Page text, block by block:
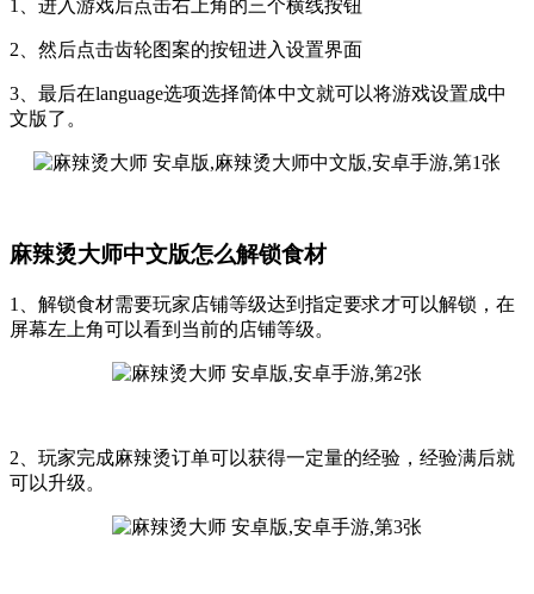
1、进入游戏后点击右上角的三个横线按钮
2、然后点击齿轮图案的按钮进入设置界面
3、最后在language选项选择简体中文就可以将游戏设置成中
文版了。
麻辣烫大师中文版怎么解锁食材
1、解锁食材需要玩家店铺等级达到指定要求才可以解锁，在
屏幕左上角可以看到当前的店铺等级。
2、玩家完成麻辣烫订单可以获得一定量的经验，经验满后就
可以升级。